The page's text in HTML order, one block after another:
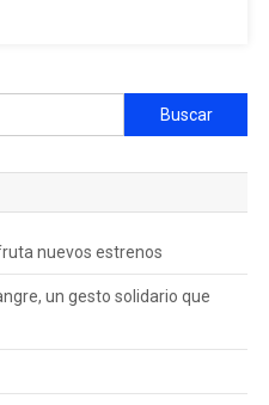
nuevos estrenos
un gesto solidario que